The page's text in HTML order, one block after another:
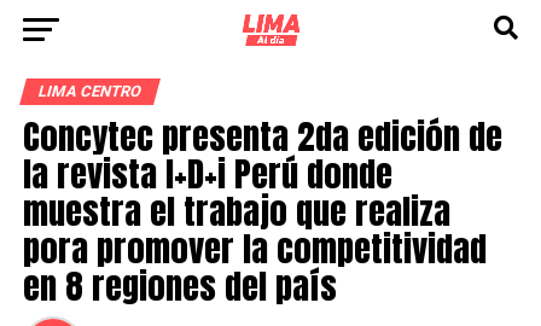
LIMA CENTRO
Concytec presenta 2da edición de
la revista I+D+i Perú donde
muestra el trabajo que realiza
pora promover la competitividad
en 8 regiones del país